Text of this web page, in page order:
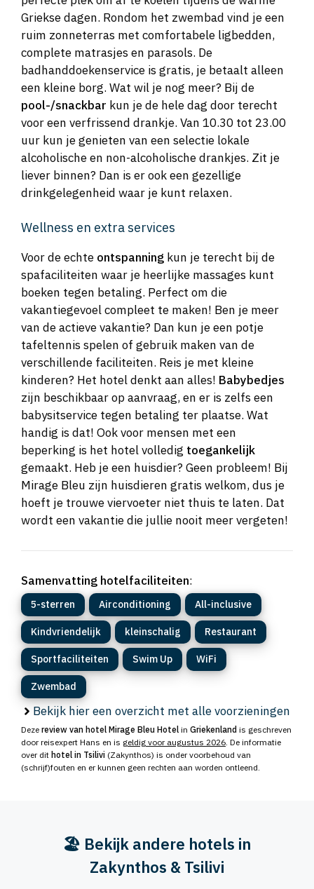
Griekse dagen. Rondom het zwembad vind je een
ruim zonneterras met comfortabele ligbedden,
complete matrasjes en parasols. De
badhanddoekenservice is gratis, je betaalt alleen
een kleine borg. Wat wil je nog meer? Bij de
pool-/snackbar kun je de hele dag door terecht
voor een verfrissend drankje. Van 10.30 tot 23.00
uur kun je genieten van een selectie lokale
alcoholische en non-alcoholische drankjes. Zit je
liever binnen? Dan is er ook een gezellige
drinkgelegenheid waar je kunt relaxen.
Wellness en extra services
Voor de echte ontspanning kun je terecht bij de
spafaciliteiten waar je heerlijke massages kunt
boeken tegen betaling. Perfect om die
vakantiegevoel compleet te maken! Ben je meer
van de actieve vakantie? Dan kun je een potje
tafeltennis spelen of gebruik maken van de
verschillende faciliteiten. Reis je met kleine
kinderen? Het hotel denkt aan alles! Babybedjes
zijn beschikbaar op aanvraag, en er is zelfs een
babysitservice tegen betaling ter plaatse. Wat
handig is dat! Ook voor mensen met een
beperking is het hotel volledig toegankelijk
gemaakt. Heb je een huisdier? Geen probleem! Bij
Mirage Bleu zijn huisdieren gratis welkom, dus je
hoeft je trouwe viervoeter niet thuis te laten. Dat
wordt een vakantie die jullie nooit meer vergeten!
Samenvatting hotelfaciliteiten:
5-sterren Airconditioning All-inclusive
Kindvriendelijk kleinschalig Restaurant
Sportfaciliteiten Swim Up WiFi
Zwembad
Bekijk hier een overzicht met alle voorzieningen
Deze review van hotel Mirage Bleu Hotel in Griekenland is geschreven
door reisexpert Hans en is geldig voor augustus 2026 . De informatie
over dit hotel in Tsilivi (Zakynthos) is onder voorbehoud van
(schrijf)fouten en er kunnen geen rechten aan worden ontleend.
🏖️ Bekijk andere hotels in
Zakynthos & Tsilivi